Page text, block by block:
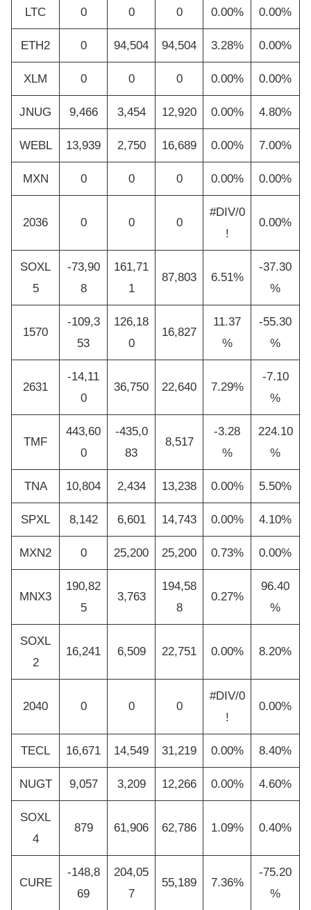
LTC 0 0 0 0.00% 0.00%
ETH2 0 94,504 94,504 3.28% 0.00%
XLM 0 0 0 0.00% 0.00%
JNUG 9,466 3,454 12,920 0.00% 4.80%
WEBL 13,939 2,750 16,689 0.00% 7.00%
MXN 0 0 0 0.00% 0.00%
2036 0 0 0
#DIV/0
!
0.00%
SOXL
5
-73,90
8
161,71
1
87,803 6.51%
-37.30
%
1570
-109,3
53
126,18
0
16,827
11.37
%
-55.30
%
2631
-14,11
0
36,750 22,640 7.29%
-7.10
%
TMF
443,60
0
-435,0
83
8,517
-3.28
%
224.10
%
TNA 10,804 2,434 13,238 0.00% 5.50%
SPXL 8,142 6,601 14,743 0.00% 4.10%
MXN2 0 25,200 25,200 0.73% 0.00%
MNX3
190,82
5
3,763
194,58
8
0.27%
96.40
%
SOXL
2
16,241 6,509 22,751 0.00% 8.20%
2040 0 0 0
#DIV/0
!
0.00%
TECL 16,671 14,549 31,219 0.00% 8.40%
NUGT 9,057 3,209 12,266 0.00% 4.60%
SOXL
4
879 61,906 62,786 1.09% 0.40%
CURE
-148,8
69
204,05
7
55,189 7.36%
-75.20
%